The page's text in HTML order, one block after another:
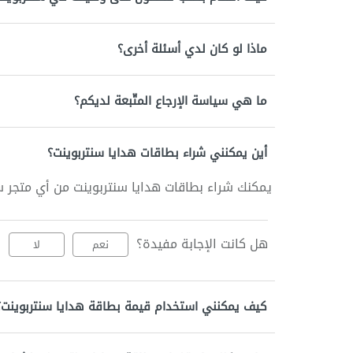
ماذا لو كان لدي أسئلة أخرى؟
ما هي سياسة الإرجاع المتّبعة لديكم؟
أين يمكنني شراء بطاقات هدايا سنتربوينت؟
يمكنك شراء بطاقات هدايا سنتربوينت من أي متجر
هل كانت الإجابة مفيدة؟ نعم لا
كيف يمكنني استخدام قيمة بطاقة هدايا